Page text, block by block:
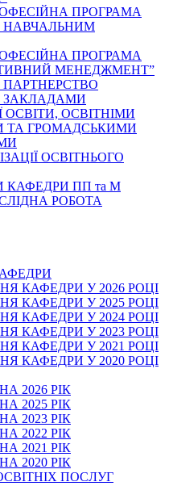
ПРОГРАМА
НАВЧАЛЬНИМ
ПРОГРАМА
МЕНЕДЖМЕНТ”
ЗАКЛАДАМИ
ОСВІТИ, ОСВІТНІМИ
ТА ГРОМАДСЬКИМИ
ОСВІТНЬОГО
КАФЕДРИ ПП та М
РОБОТА
КАФЕДРИ У 2026 РОЦІ
КАФЕДРИ У 2025 РОЦІ
КАФЕДРИ У 2024 РОЦІ
КАФЕДРИ У 2023 РОЦІ
КАФЕДРИ У 2021 РОЦІ
КАФЕДРИ У 2020 РОЦІ
2026 РІК
2025 РІК
2023 РІК
2022 РІК
2021 РІК
2020 РІК
ПОСЛУГ